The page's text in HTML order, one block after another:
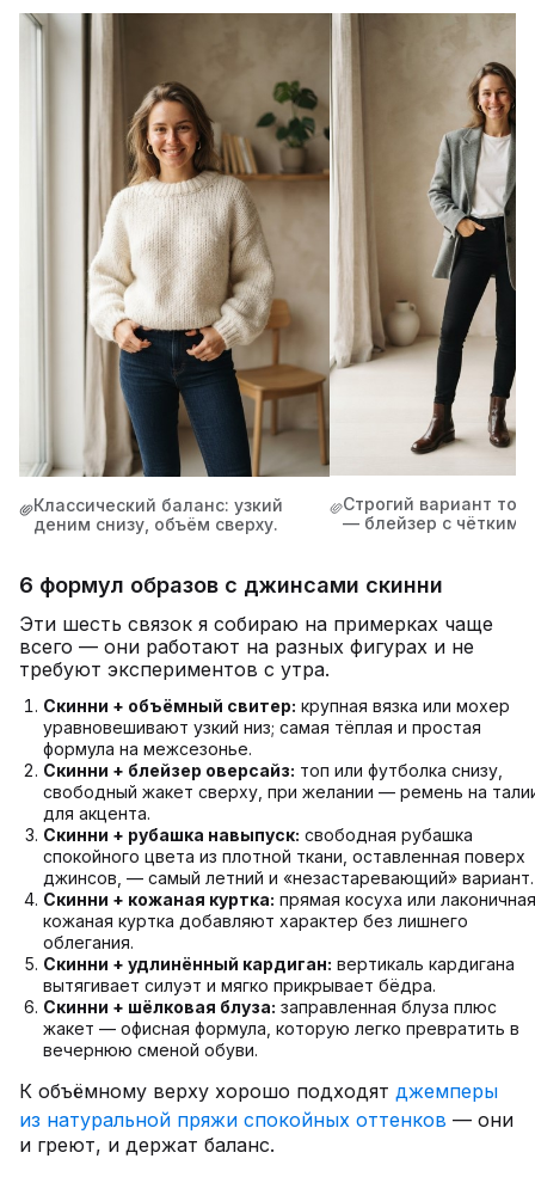
Классический баланс: узкий
деним снизу, объём сверху.
Строгий вариант
— блейзер с чётким
6 формул образов с джинсами скинни
Эти шесть связок я собираю на примерках чаще
всего — они работают на разных фигурах и не
требуют экспериментов с утра.
Скинни + объёмный свитер: крупная вязка или мохер
уравновешивают узкий низ; самая тёплая и простая
формула на межсезонье.
Скинни + блейзер оверсайз: топ или футболка снизу,
свободный жакет сверху, при желании — ремень на
для акцента.
Скинни + рубашка навыпуск: свободная рубашка
спокойного цвета из плотной ткани, оставленная поверх
джинсов, — самый летний и «незастаревающий» вариант.
Скинни + кожаная куртка: прямая косуха или лаконичная
кожаная куртка добавляют характер без лишнего
облегания.
Скинни + удлинённый кардиган: вертикаль кардигана
вытягивает силуэт и мягко прикрывает бёдра.
Скинни + шёлковая блуза: заправленная блуза плюс
жакет — офисная формула, которую легко превратить в
вечернюю сменой обуви.
К объёмному верху хорошо подходят джемперы
из натуральной пряжи спокойных оттенков — они
и греют, и держат баланс.